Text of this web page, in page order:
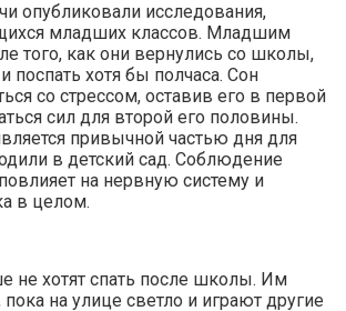
опубликовали исследования,
младших классов. Младшим
того, как они вернулись со школы,
поспать хотя бы полчаса. Сон
со стрессом, оставив его в первой
сил для второй его половины.
привычной частью дня для
в детский сад. Соблюдение
на нервную систему и
в целом.
не хотят спать после школы. Им
пока на улице светло и играют другие